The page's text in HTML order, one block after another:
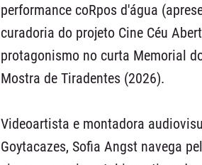
performance coRpos d'água
curadoria do projeto Cine Céu
protagonismo no curta Memorial
Mostra de Tiradentes (2026).
Videoartista e montadora
Goytacazes, Sofia Angst navega